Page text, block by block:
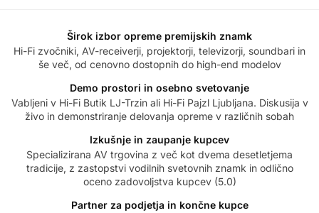
Širok izbor opreme premijskih znamk
Hi-Fi zvočniki, AV-receiverji, projektorji, televizorji, soundbari in
še več, od cenovno dostopnih do high-end modelov
Demo prostori in osebno svetovanje
Vabljeni v Hi-Fi Butik LJ-Trzin ali Hi-Fi Pajzl Ljubljana. Diskusija v
živo in demonstriranje delovanja opreme v različnih sobah
Izkušnje in zaupanje kupcev
Specializirana AV trgovina z več kot dvema desetletjema
tradicije, z zastopstvi vodilnih svetovnih znamk in odlično
oceno zadovoljstva kupcev (5.0)
Partner za podjetja in končne kupce